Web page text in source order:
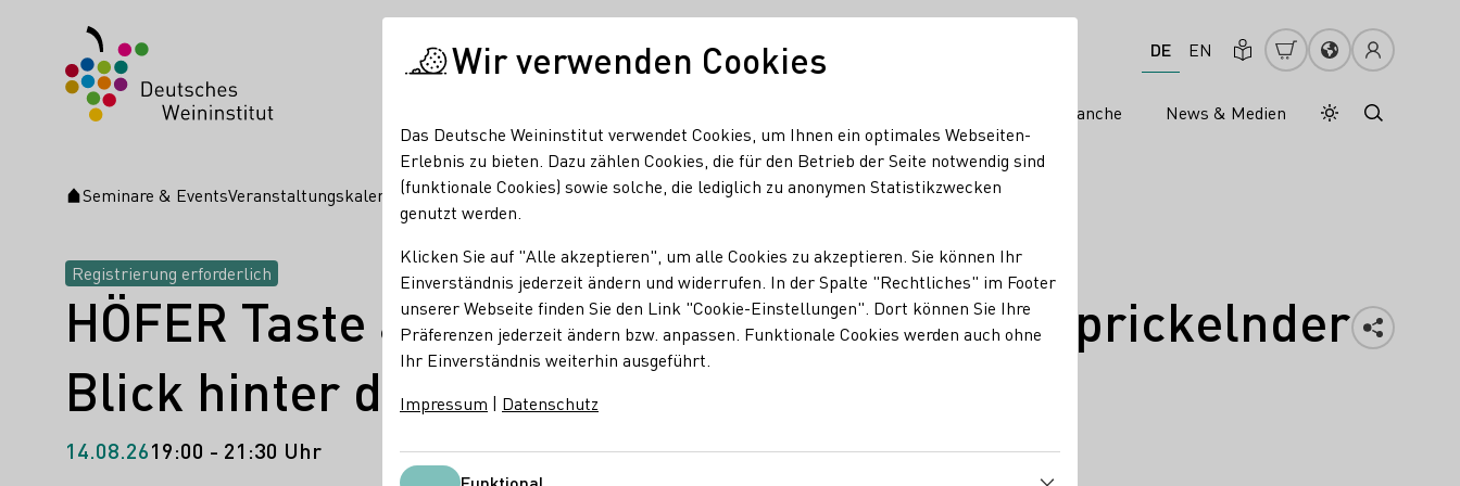
DE EN
Weinbranche News & Medien Tagesmodus
Nachtmodus
Startseite
Seminare & EventsVeranstaltungskalenderHÖFER Taste and Tales VERKOSTUNG - ein prickelnder Blick hinter die Kulissen
HÖFER Taste and Tales VERKOSTUNG - ein prickelnder
Blick hinter die Kulissen
Registrierung erforderlich
14.08.2619:00 - 21:30 Uhr
Wir verwenden Cookies
Das Deutsche Weininstitut verwendet Cookies, um Ihnen ein optimales Webseiten-
Erlebnis zu bieten. Dazu zählen Cookies, die für den Betrieb der Seite notwendig sind
(funktionale Cookies) sowie solche, die lediglich zu anonymen Statistikzwecken
genutzt werden.
Klicken Sie auf "Alle akzeptieren", um alle Cookies zu akzeptieren. Sie können Ihr
Einverständnis jederzeit ändern und widerrufen. In der Spalte "Rechtliches" im Footer
unserer Webseite finden Sie den Link "Cookie-Einstellungen". Dort können Sie Ihre
Präferenzen jederzeit ändern bzw. anpassen. Funktionale Cookies werden auch ohne
Ihr Einverständnis weiterhin ausgeführt.
Impressum | Datenschutz